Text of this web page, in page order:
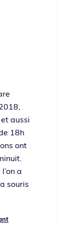
aus­si
18h
ont
a
sou­ris